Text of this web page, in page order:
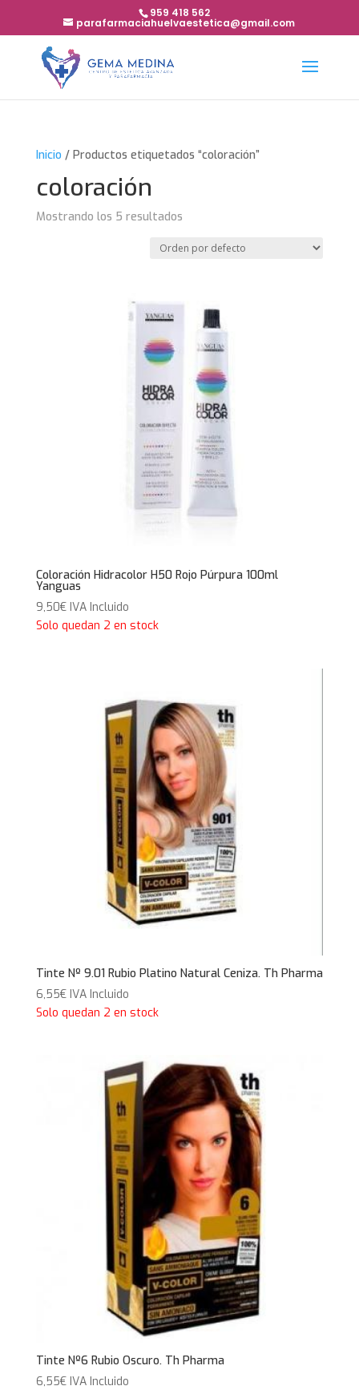
959 418 562
parafarmaciahuelvaestetica@gmail.com
Inicio / Productos etiquetados “coloración”
coloración
Mostrando los 5 resultados
Coloración Hidracolor H50 Rojo Púrpura 100ml
Yanguas
9,50€ IVA Incluido
Solo quedan 2 en stock
Tinte Nº 9.01 Rubio Platino Natural Ceniza. Th Pharma
6,55€ IVA Incluido
Solo quedan 2 en stock
Tinte Nº6 Rubio Oscuro. Th Pharma
6,55€ IVA Incluido